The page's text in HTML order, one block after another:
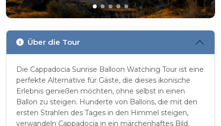
Über die Tour
Die Cappadocia Sunrise Balloon Watching Tour ist eine
perfekte Alternative für Gäste, die dieses ikonische
Erlebnis genießen möchten, ohne selbst in einen
Ballon zu steigen. Hunderte von Ballons, die mit den
ersten Strahlen des Tages in den Himmel steigen,
verwandeln Cappadocia in ein märchenhaftes Bild.